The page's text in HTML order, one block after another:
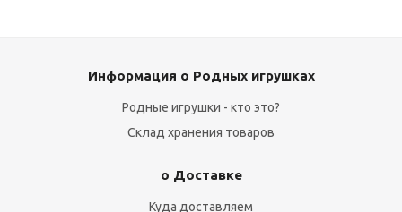
Информация о Родных игрушках
Родные игрушки - кто это?
Склад хранения товаров
о Доставке
Куда доставляем